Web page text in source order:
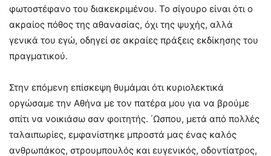
φωτοστέφανο του διακεκριμένου. Το σίγουρο είναι ότι ο
ακραίος πόθος της αθανασίας, όχι της ψυχής, αλλά
γενικά του εγώ, οδηγεί σε ακραίες πράξεις εκδίκησης του
πραγματικού.
Στην επόμενη επίσκεψη θυμάμαι ότι κυριολεκτικά
οργώσαμε την Αθήνα με τον πατέρα μου για να βρούμε
σπίτι να νοικιάσω σαν φοιτητής. ΄Ωσπου, μετά από πολλές
ταλαιπωρίες, εμφανίστηκε μπροστά μας ένας καλός
ανθρωπάκος, στρουμπουλός και ευγενικός, οδοντίατρος,